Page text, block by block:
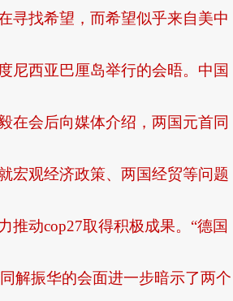
寻找希望，而希望似乎来自美中
尼西亚巴厘岛举行的会晤。中国
在会后向媒体介绍，两国元首同
宏观经济政策、两国经贸等问题
推动cop27取得积极成果。“德国
解振华的会面进一步暗示了两个